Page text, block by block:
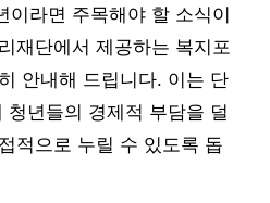
이라면 주목해야 할 소식이
재단에서 제공하는 복지포
안내해 드립니다. 이는 단
청년들의 경제적 부담을 덜
적으로 누릴 수 있도록 돕